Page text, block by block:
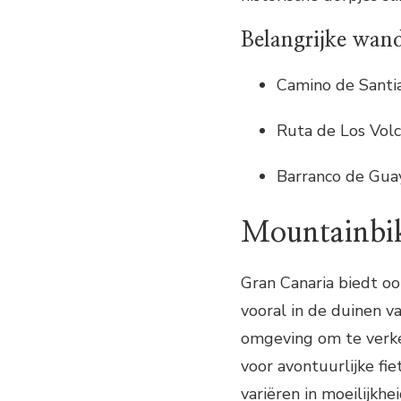
Belangrijke
Camino de
Ruta de Los
Barranco de
Gran Canaria biedt
vooral in de duinen
omgeving om te
voor avontuurlijke
variëren in